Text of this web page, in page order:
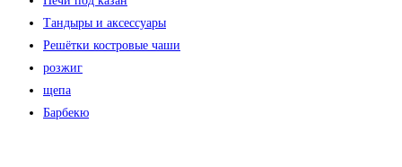
Тандыры и аксессуары
Решётки костровые чаши
розжиг
щепа
Барбекю